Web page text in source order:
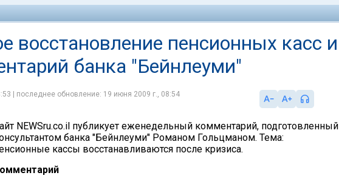
восстановление пенсионных касс и
банка "Бейнлеуми"
| последнее обновление: 19 июня 2009 г., 08:54
NEWSru.co.il публикует еженедельный комментарий, подготовленный
банка "Бейнлеуми" Романом Гольцманом. Тема:
кассы восстанавливаются после кризиса.